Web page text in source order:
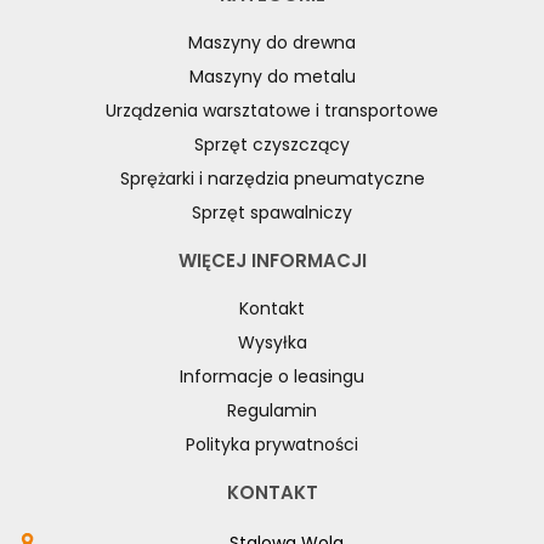
Maszyny do drewna
Maszyny do metalu
Urządzenia warsztatowe i transportowe
Sprzęt czyszczący
Sprężarki i narzędzia pneumatyczne
Sprzęt spawalniczy
WIĘCEJ INFORMACJI
Kontakt
Wysyłka
Informacje o leasingu
Regulamin
Polityka prywatności
KONTAKT